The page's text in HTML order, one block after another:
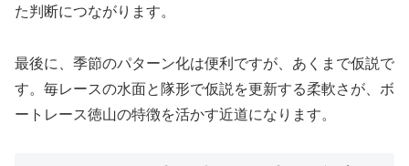
た判断につながります。
最後に、季節のパターン化は便利ですが、あくまで仮説で
す。毎レースの水面と隊形で仮説を更新する柔軟さが、ボ
ートレース徳山の特徴を活かす近道になります。